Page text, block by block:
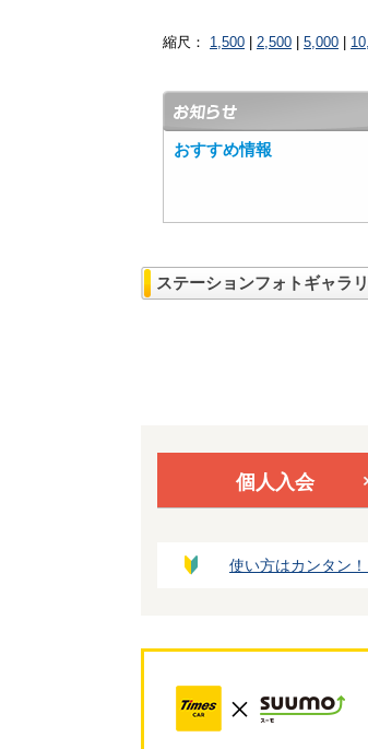
縮尺： 1,500 2,500 5,000
おすすめ情報
ステーションフォトギャラ
個人入会
使い方はカンタン